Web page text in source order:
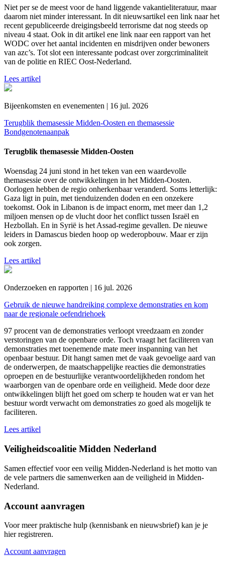
Niet per se de meest voor de hand liggende vakantieliteratuur, maar
daarom niet minder interessant. In dit nieuwsartikel een link naar het
recent gepubliceerde dreigingsbeeld terrorisme dat nog steeds op
niveau 4 staat. Ook in dit artikel ene link naar een rapport van het
WODC over het aantal incidenten en misdrijven onder bewoners
van azc’s. Tot slot een interessante podcast over zorgcriminaliteit
van de politie en RIEC Oost-Nederland.
Lees artikel
Bijeenkomsten en evenementen | 16 jul. 2026
Terugblik themasessie Midden-Oosten en themasessie
Bondgenotenaanpak
Terugblik themasessie Midden-Oosten
Woensdag 24 juni stond in het teken van een waardevolle
themasessie over de ontwikkelingen in het Midden-Oosten.
Oorlogen hebben de regio onherkenbaar veranderd. Soms letterlijk:
Gaza ligt in puin, met tienduizenden doden en een onzekere
toekomst. Ook in Libanon is de impact enorm, met meer dan 1,2
miljoen mensen op de vlucht door het conflict tussen Israël en
Hezbollah. En in Syrië is het Assad-regime gevallen. De nieuwe
leiders in Damascus bieden hoop op wederopbouw. Maar er zijn
ook zorgen.
Lees artikel
Onderzoeken en rapporten | 16 jul. 2026
Gebruik de nieuwe handreiking complexe demonstraties en kom
naar de regionale oefendriehoek
97 procent van de demonstraties verloopt vreedzaam en zonder
verstoringen van de openbare orde. Toch vraagt het faciliteren van
demonstraties met toenemende mate meer inspanning van het
openbaar bestuur. Dit hangt samen met de vaak gevoelige aard van
de onderwerpen, de maatschappelijke reacties die demonstraties
oproepen en de bestuurlijke verantwoordelijkheden rondom het
waarborgen van de openbare orde en veiligheid. Mede door deze
ontwikkelingen blijft het goed om scherp te houden wat er van het
bestuur wordt verwacht om demonstraties zo goed als mogelijk te
faciliteren.
Lees artikel
Veiligheidscoalitie Midden Nederland
Samen effectief voor een veilig Midden-Nederland is het motto van
de vele partners die samenwerken aan de veiligheid in Midden-
Nederland.
Account aanvragen
Voor meer praktische hulp (kennisbank en nieuwsbrief) kan je je
hier registreren.
Account aanvragen